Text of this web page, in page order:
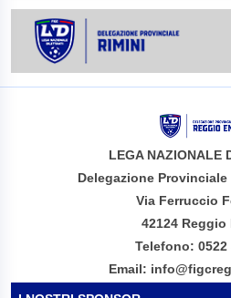
LEGA NAZIONALE
Delegazione
Via Ferruccio
42124 Reggio
Telefono: 0522
Email: